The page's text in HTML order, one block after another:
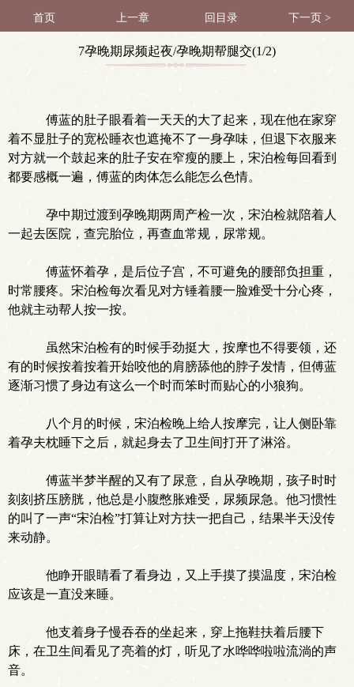
首页 上一章 回目录 下一页 >
7孕晚期尿频起夜/孕晚期帮腿交(1/2)
傅蓝的肚子眼看着一天天的大了起来，现在他在家穿
着不显肚子的宽松睡衣也遮掩不了一身孕味，但退下衣服来
对方就一个鼓起来的肚子安在窄瘦的腰上，宋泊检每回看到
都要感概一遍，傅蓝的肉体怎么能怎么色情。
孕中期过渡到孕晚期两周产检一次，宋泊检就陪着人
一起去医院，查完胎位，再查血常规，尿常规。
傅蓝怀着孕，是后位子宫，不可避免的腰部负担重，
时常腰疼。宋泊检每次看见对方锤着腰一脸难受十分心疼，
他就主动帮人按一按。
虽然宋泊检有的时候手劲挺大，按摩也不得要领，还
有的时候按着按着开始咬他的肩膀舔他的脖子发情，但傅蓝
逐渐习惯了身边有这么一个时而笨时而贴心的小狼狗。
八个月的时候，宋泊检晚上给人按摩完，让人侧卧靠
着孕夫枕睡下之后，就起身去了卫生间打开了淋浴。
傅蓝半梦半醒的又有了尿意，自从孕晚期，孩子时时
刻刻挤压膀胱，他总是小腹憋胀难受，尿频尿急。他习惯性
的叫了一声“宋泊检”打算让对方扶一把自己，结果半天没传
来动静。
他睁开眼睛看了看身边，又上手摸了摸温度，宋泊检
应该是一直没来睡。
他支着身子慢吞吞的坐起来，穿上拖鞋扶着后腰下
床，在卫生间看见了亮着的灯，听见了水哗哗啦啦流淌的声
音。